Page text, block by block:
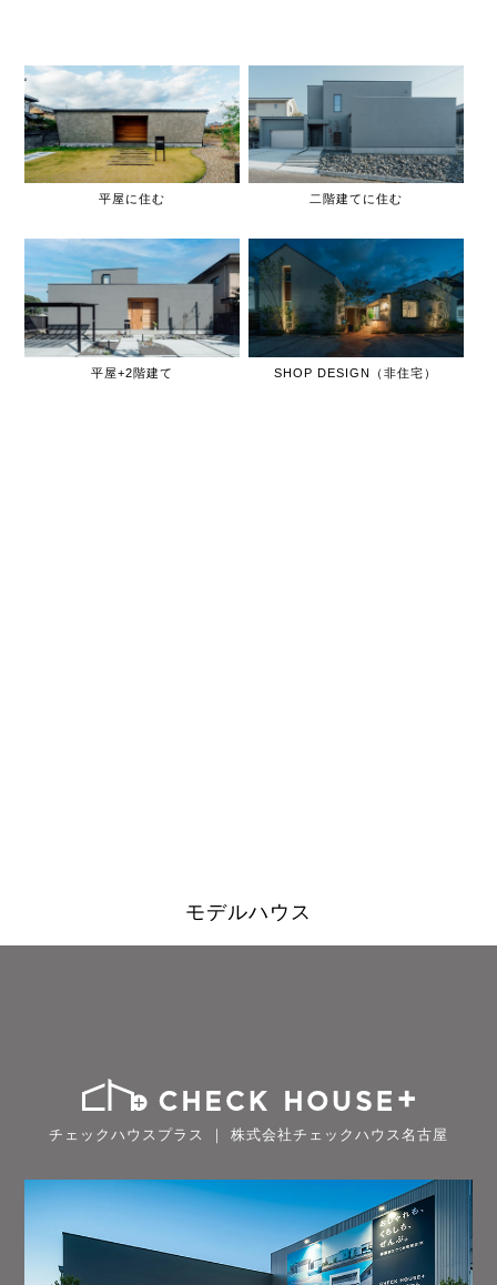
平屋に住む 二階建てに住む
平屋+2階建て SHOP DESIGN（非住宅）
モデルハウス
チェックハウスプラス ｜ 株式会社チェックハウス名古屋